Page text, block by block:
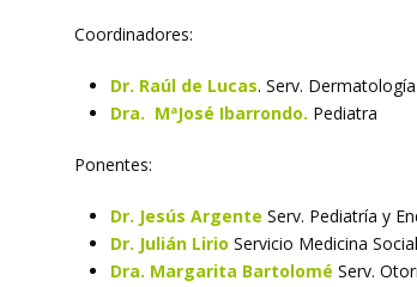
Coordinadores:
Dr. Raúl de Lucas. Serv.
Dra. MªJosé Ibarrondo. Pediatra
Ponentes:
Dr. Jesús Argente Serv. Pediatría y
Dr. Julián Lirio Servicio Medicina
Dra. Margarita Bartolomé Serv.